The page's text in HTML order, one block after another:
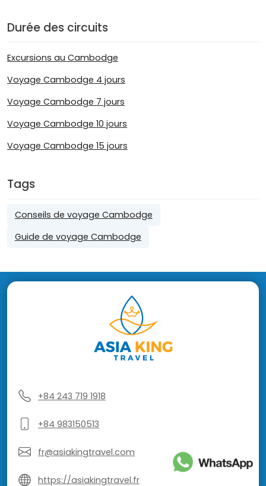
Durée des circuits
Excursions au Cambodge
Voyage Cambodge 4 jours
Voyage Cambodge 7 jours
Voyage Cambodge 10 jours
Voyage Cambodge 15 jours
Tags
Conseils de voyage Cambodge
Guide de voyage Cambodge
+84 243 719 1918
+84 983150513
fr@asiakingtravel.com
https://asiakingtravel.fr